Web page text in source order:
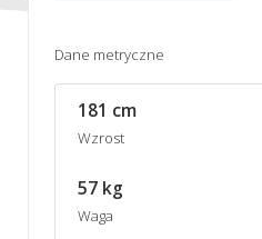
Dane metryczne
181 cm
Wzrost
57 kg
Waga